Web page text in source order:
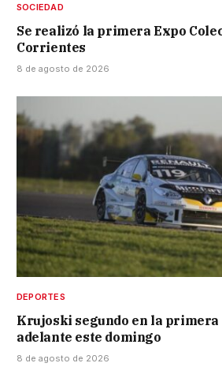
SOCIEDAD
Se realizó la primera Expo
Corrientes
8 de agosto de 2026
DEPORTES
Krujoski segundo en la
adelante este domingo
8 de agosto de 2026